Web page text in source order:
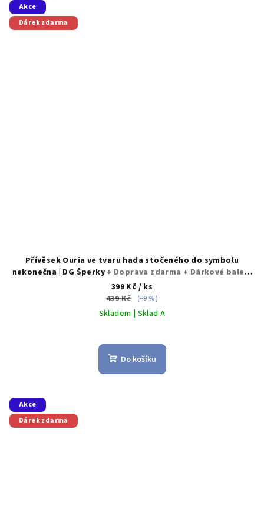
Akce
Dárek zdarma
Přívěsek Ouria ve tvaru hada stočeného do symbolu
nekonečna | DG Šperky + Doprava zdarma + Dárkové balení
zdarma
399 Kč / ks
439 Kč
(–9 %)
Skladem | Sklad A
Do košíku
Akce
Dárek zdarma